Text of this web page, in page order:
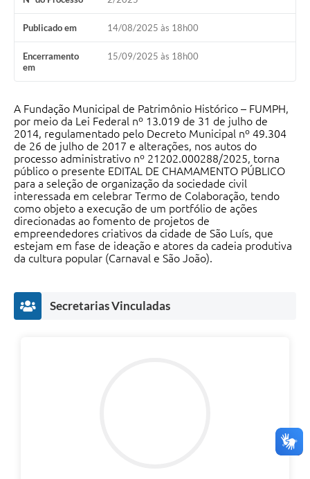
Publicado em 14/08/2025 às 18h00
Encerramento
em
15/09/2025 às 18h00
A Fundação Municipal de Patrimônio Histórico – FUMPH,
por meio da Lei Federal nº 13.019 de 31 de julho de
2014, regulamentado pelo Decreto Municipal nº 49.304
de 26 de julho de 2017 e alterações, nos autos do
processo administrativo nº 21202.000288/2025, torna
público o presente EDITAL DE CHAMAMENTO PÚBLICO
para a seleção de organização da sociedade civil
interessada em celebrar Termo de Colaboração, tendo
como objeto a execução de um portfólio de ações
direcionadas ao fomento de projetos de
empreendedores criativos da cidade de São Luís, que
estejam em fase de ideação e atores da cadeia produtiva
da cultura popular (Carnaval e São João).
Secretarias Vinculadas